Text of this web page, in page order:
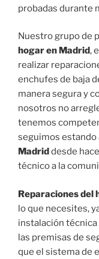
probadas durante
Nuestro grupo de
hogar en Madrid,
realizar
enchufes de baja
manera segura y
nosotros no
tenemos
seguimos estando
Madrid desde
técnico a la
Reparaciones del
lo que necesites,
instalación
las premisas de
que el sistema de